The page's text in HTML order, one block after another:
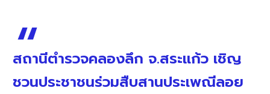
สถานีตำรวจคลองลึก จ.สระแก้ว เชิญ
ชวนประชาชนร่วมสืบสานประเพณีลอย